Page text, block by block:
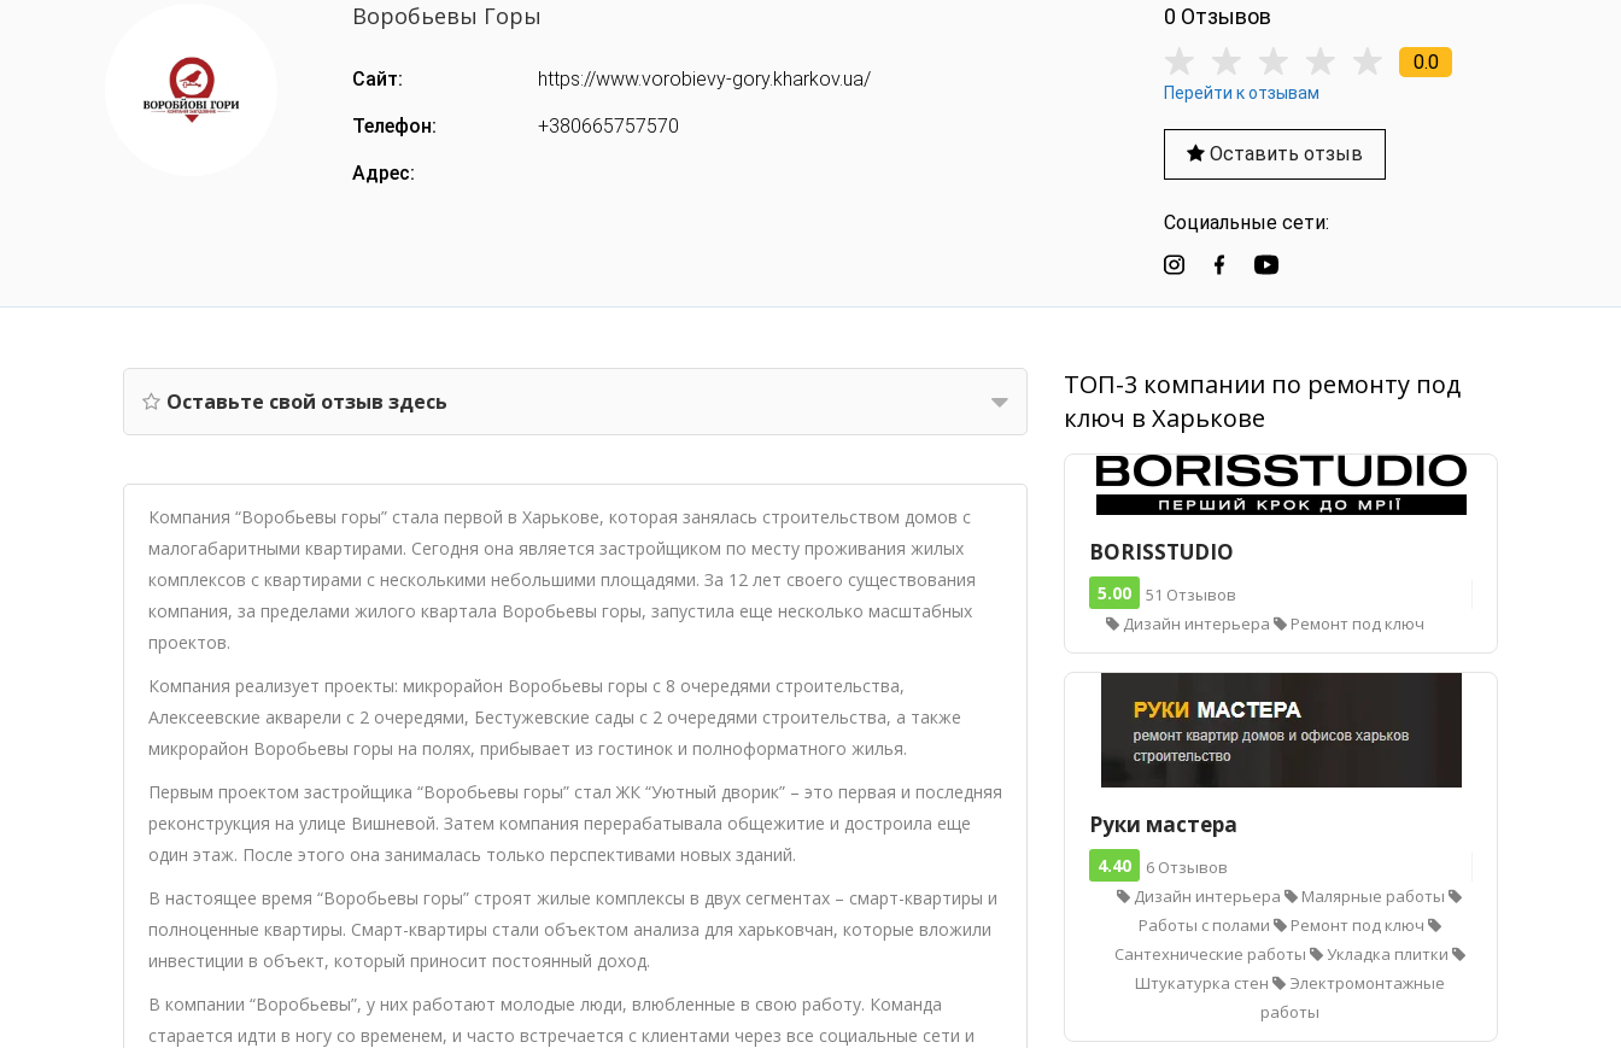
Воробьевы Горы
Сайт: https://www.vorobievy-gory.kharkov.ua/
Телефон: +380665757570
Адрес:
0 Отзывов
0.0
Перейти к отзывам
Оставить отзыв
Социальные сети:
Оставьте свой отзыв здесь
Компания “Воробьевы горы” стала первой в Харькове, которая занялась строительством домов с
малогабаритными квартирами. Сегодня она является застройщиком по месту проживания жилых
комплексов с квартирами с несколькими небольшими площадями. За 12 лет своего существования
компания, за пределами жилого квартала Воробьевы горы, запустила еще несколько масштабных
проектов.
Компания реализует проекты: микрорайон Воробьевы горы с 8 очередями строительства,
Алексеевские акварели с 2 очередями, Бестужевские сады с 2 очередями строительства, а также
микрорайон Воробьевы горы на полях, прибывает из гостинок и полноформатного жилья.
Первым проектом застройщика “Воробьевы горы” стал ЖК “Уютный дворик” – это первая и последняя
реконструкция на улице Вишневой. Затем компания перерабатывала общежитие и достроила еще
один этаж. После этого она занималась только перспективами новых зданий.
В настоящее время “Воробьевы горы” строят жилые комплексы в двух сегментах – смарт-квартиры и
полноценные квартиры. Смарт-квартиры стали объектом анализа для харьковчан, которые вложили
инвестиции в объект, который приносит постоянный доход.
В компании “Воробьевы”, у них работают молодые люди, влюбленные в свою работу. Команда
старается идти в ногу со временем, и часто встречается с клиентами через все социальные сети и
ТОП-3 компании по ремонту под
ключ в Харькове
BORISSTUDIO
5.00
51 Отзывов
Дизайн интерьера
Ремонт под ключ
Руки мастера
4.40
6 Отзывов
Дизайн интерьера
Малярные работы
Работы с полами
Ремонт под ключ
Сантехнические работы
Укладка плитки
Штукатурка стен
Электромонтажные
работы